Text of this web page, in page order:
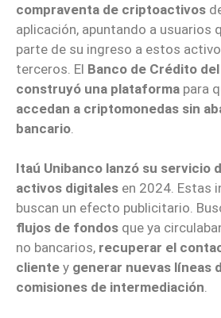
compraventa de criptoactivos
aplicación, apuntando a usuarios
parte de su ingreso a estos
terceros. El Banco de Crédito
construyó una plataforma para
accedan a criptomonedas sin
bancario
Itaú Unibanco lanzó su servicio
activos digitales en 2024. Estas
buscan un efecto publicitario.
flujos de fondos que ya
no bancarios, recuperar el
cliente y generar nuevas líneas
comisiones de intermediación.